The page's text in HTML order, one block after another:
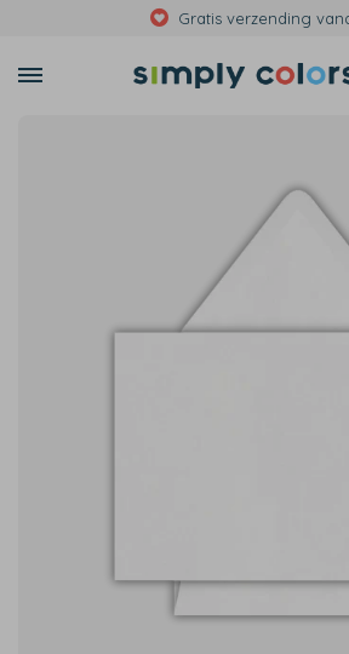
Gratis verzending vanaf